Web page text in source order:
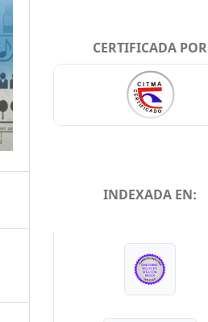
CERTIFICADA POR
INDEXADA EN: